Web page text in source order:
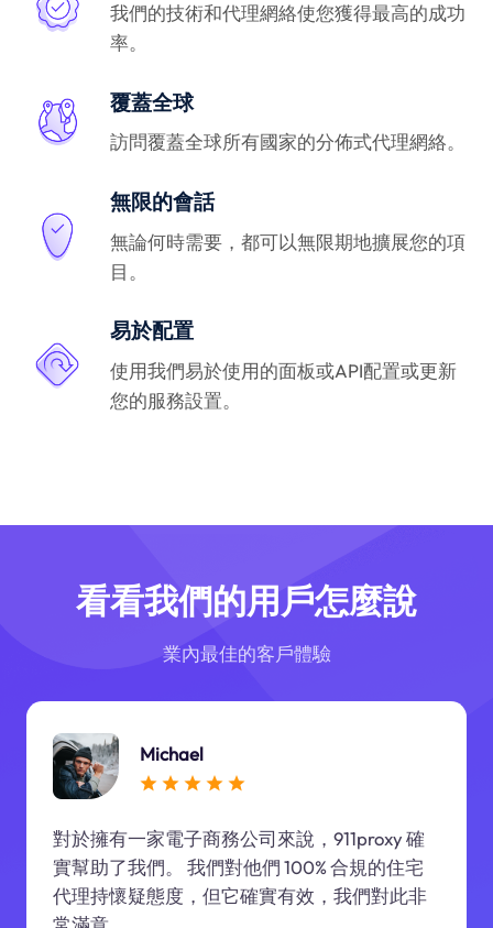
我們的技術和代理網絡使您獲得最高的成功
率。
覆蓋全球
訪問覆蓋全球所有國家的分佈式代理網絡。
無限的會話
無論何時需要，都可以無限期地擴展您的項
目。
易於配置
使用我們易於使用的面板或API配置或更新
您的服務設置。
看看我們的用戶怎麼說
業內最佳的客戶體驗
Michael
對於擁有一家電子商務公司來說，911proxy 確
實幫助了我們。 我們對他們 100% 合規的住宅
代理持懷疑態度，但它確實有效，我們對此非